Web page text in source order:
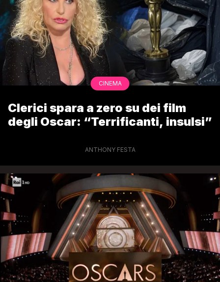
CINEMA
Clerici spara a zero su dei film
degli Oscar: “Terrificanti, insulsi”
ANTHONY FESTA